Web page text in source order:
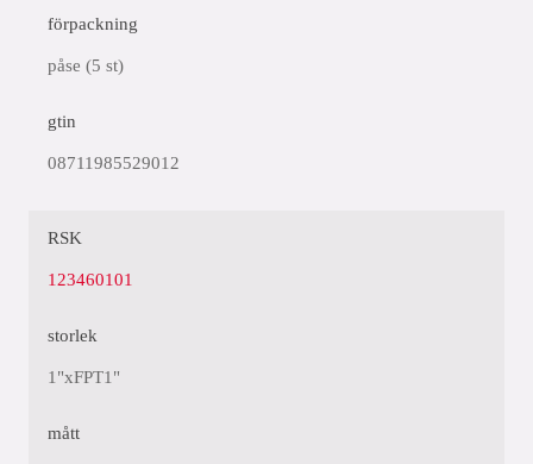
förpackning
påse (5 st)
gtin
08711985529012
RSK
123460101
storlek
1"xFPT1"
mått